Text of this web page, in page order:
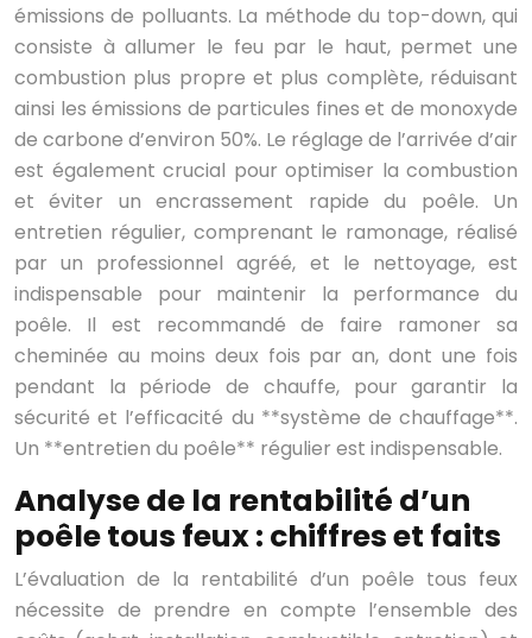
émissions de polluants. La méthode du top-down, qui
consiste à allumer le feu par le haut, permet une
combustion plus propre et plus complète, réduisant
ainsi les émissions de particules fines et de monoxyde
de carbone d’environ 50%. Le réglage de l’arrivée d’air
est également crucial pour optimiser la combustion
et éviter un encrassement rapide du poêle. Un
entretien régulier, comprenant le ramonage, réalisé
par un professionnel agréé, et le nettoyage, est
indispensable pour maintenir la performance du
poêle. Il est recommandé de faire ramoner sa
cheminée au moins deux fois par an, dont une fois
pendant la période de chauffe, pour garantir la
sécurité et l’efficacité du **système de chauffage**.
Un **entretien du poêle** régulier est indispensable.
Analyse de la rentabilité d’un
poêle tous feux : chiffres et faits
L’évaluation de la rentabilité d’un poêle tous feux
nécessite de prendre en compte l’ensemble des